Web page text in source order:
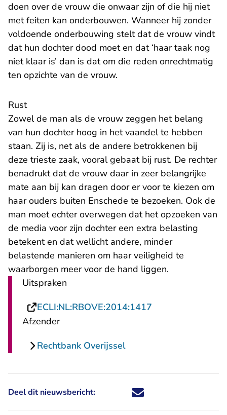
doen over de vrouw die onwaar zijn of die hij niet
met feiten kan onderbouwen. Wanneer hij zonder
voldoende onderbouwing stelt dat de vrouw vindt
dat hun dochter dood moet en dat ‘haar taak nog
niet klaar is’ dan is dat om die reden onrechtmatig
ten opzichte van de vrouw.
Rust
Zowel de man als de vrouw zeggen het belang
van hun dochter hoog in het vaandel te hebben
staan. Zij is, net als de andere betrokkenen bij
deze trieste zaak, vooral gebaat bij rust. De rechter
benadrukt dat de vrouw daar in zeer belangrijke
mate aan bij kan dragen door er voor te kiezen om
haar ouders buiten Enschede te bezoeken. Ook de
man moet echter overwegen dat het opzoeken van
de media voor zijn dochter een extra belasting
betekent en dat wellicht andere, minder
belastende manieren om haar veiligheid te
waarborgen meer voor de hand liggen.
Uitspraken
ECLI:NL:RBOVE:2014:1417
Afzender
Rechtbank Overijssel
Deel dit nieuwsbericht: Deel dit nieuwsbericht via X -
Deel dit nieuwsbericht via
Deel dit nieuwsbericht
Deel dit